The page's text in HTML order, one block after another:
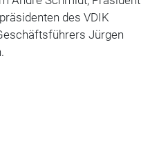
des VDIK
Jürgen